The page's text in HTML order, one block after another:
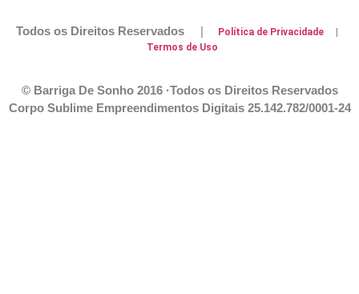
Todos os Direitos Reservados | Política de Privacidade
|
Termos de Uso
© Barriga De Sonho 2016 ·Todos os Direitos Reservados
Corpo Sublime Empreendimentos Digitais 25.142.782/0001-24